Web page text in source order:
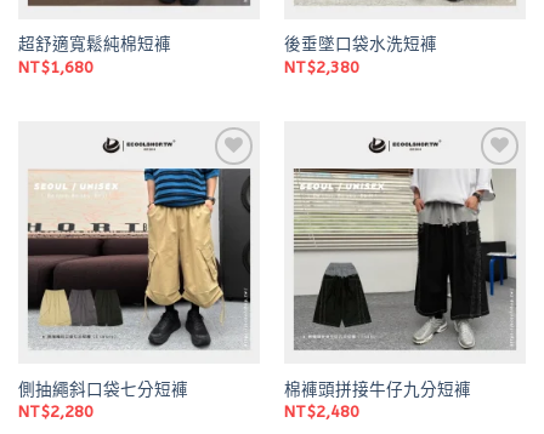
超舒適寬鬆純棉短褲
NT$1,680
後垂墜口袋水洗短褲
NT$2,380
Add to
wishlist
側抽繩斜口袋七分短褲
NT$2,280
Add to
wishlist
棉褲頭拼接牛仔九分短褲
NT$2,480